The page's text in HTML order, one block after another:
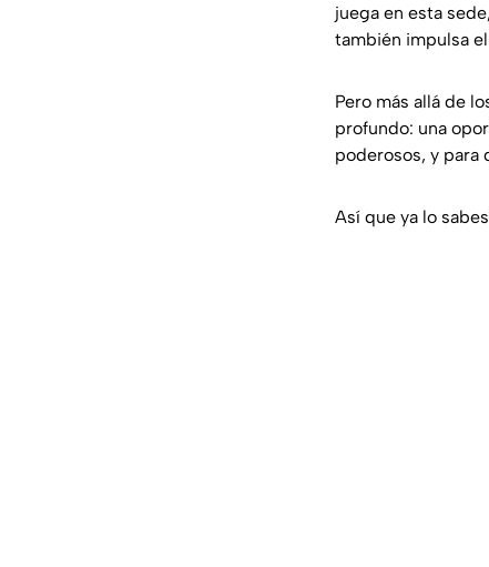
juega en esta
también impulsa el
Pero más allá de
profundo: una
poderosos, y para
Así que ya lo